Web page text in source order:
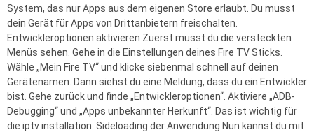
System, das nur Apps aus dem eigenen Store erlaubt. Du musst
dein Gerät für Apps von Drittanbietern freischalten.
Entwickleroptionen aktivieren Zuerst musst du die versteckten
Menüs sehen. Gehe in die Einstellungen deines Fire TV Sticks.
Wähle „Mein Fire TV“ und klicke siebenmal schnell auf deinen
Gerätenamen. Dann siehst du eine Meldung, dass du ein Entwickler
bist. Gehe zurück und finde „Entwickleroptionen“. Aktiviere „ADB-
Debugging“ und „Apps unbekannter Herkunft“. Das ist wichtig für
die iptv installation. Sideloading der Anwendung Nun kannst du mit